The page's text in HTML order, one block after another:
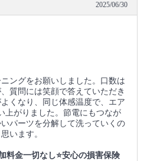
2025/06/30
ングをお願いしました。口数は
質問には笑顔で答えていただき
くなり、同じ体感温度で、エア
上がりました。節電にもつなが
パーツを分解して洗っていくの
います。
料金一切なし⭐安心の損害保険